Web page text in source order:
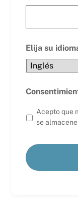
Elija su
Acepto que
se